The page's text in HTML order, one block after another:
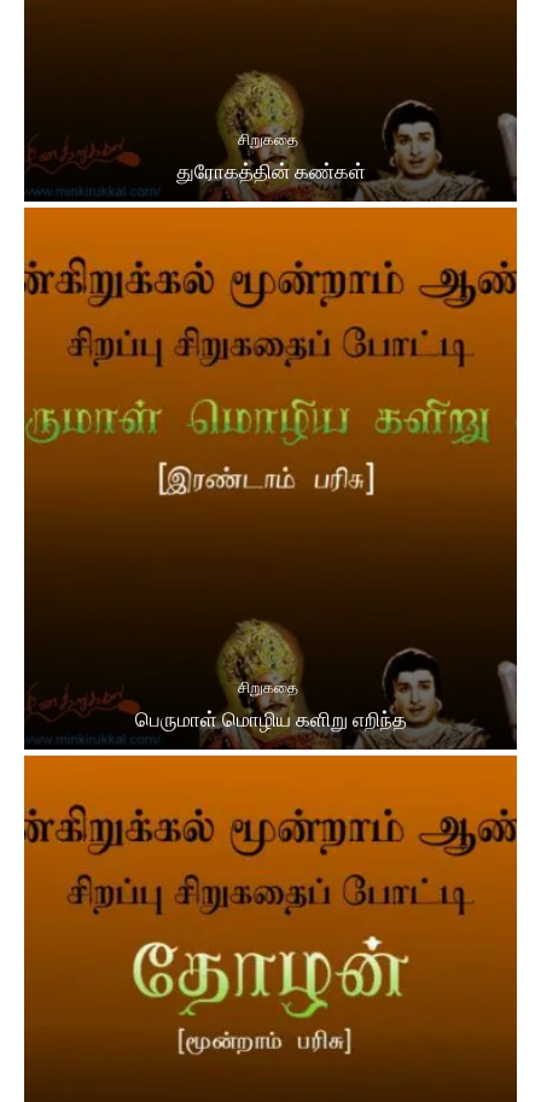
சிறுகதை
துரோகத்தின் கண்கள்
சிறுகதை
பெருமாள் மொழிய களிறு எறிந்த